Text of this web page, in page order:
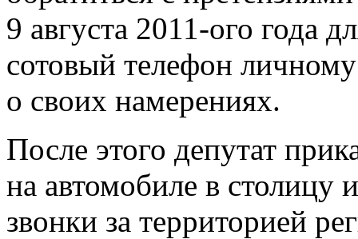
9 августа 2011-ого года
сотовый телефон
о своих намерениях.
После этого депутат
на автомобиле в столицу
звонки за территорией